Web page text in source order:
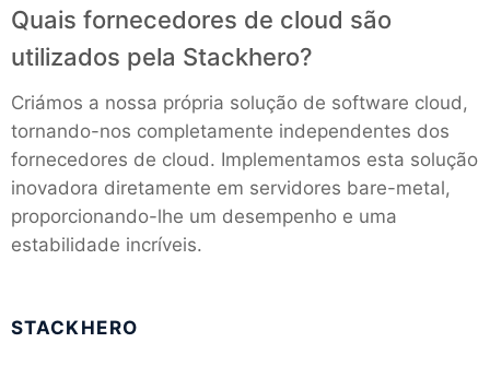
Quais fornecedores de cloud são
utilizados pela Stackhero?
Criámos a nossa própria solução de software cloud,
tornando-nos completamente independentes dos
fornecedores de cloud. Implementamos esta solução
inovadora diretamente em servidores bare-metal,
proporcionando-lhe um desempenho e uma
estabilidade incríveis.
STACKHERO